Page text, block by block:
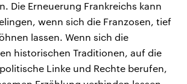
Die Erneuerung Frankreichs kann
wenn sich die Franzosen, tief
lassen. Wenn sich die
historischen Traditionen, auf die
Linke und Rechte berufen,